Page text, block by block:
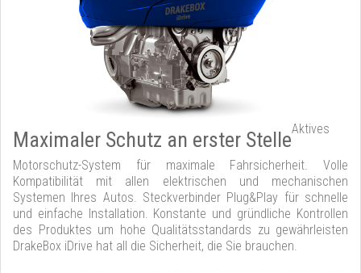
Maximaler Schutz an erster StelleAktives
Motorschutz-System für maximale Fahrsicherheit. Volle
Kompatibilität mit allen elektrischen und mechanischen
Systemen Ihres Autos. Steckverbinder Plug&Play für schnelle
und einfache Installation. Konstante und gründliche Kontrollen
des Produktes um hohe Qualitätsstandards zu gewährleisten
DrakeBox iDrive hat all die Sicherheit, die Sie brauchen.